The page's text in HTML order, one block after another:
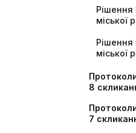
Рішення
міської
Рішення
міської
8
7